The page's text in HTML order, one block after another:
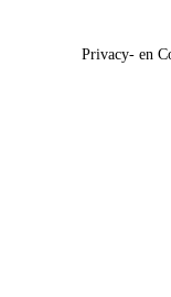
Privacy- en